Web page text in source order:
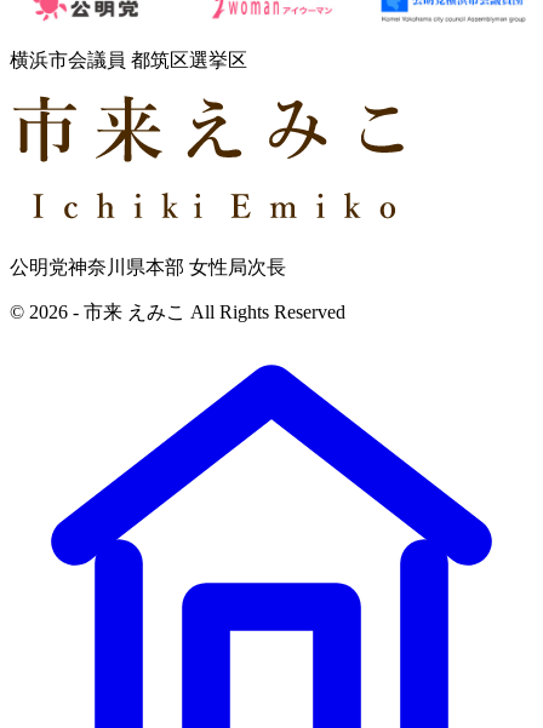
横浜市会議員 都筑区選挙区
公明党神奈川県本部 女性局次長
© 2026 - 市来 えみこ All Rights Reserved